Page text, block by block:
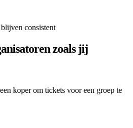
consistent
zoals jij
koper om tickets voor een groep te